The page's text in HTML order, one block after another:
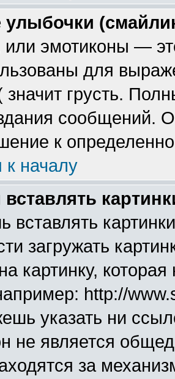
улыбочки
эмотиконы —
для
значит грусть.
сообщений.
к
к началу
загружать
картинку,
http://
указать ни
не является
за